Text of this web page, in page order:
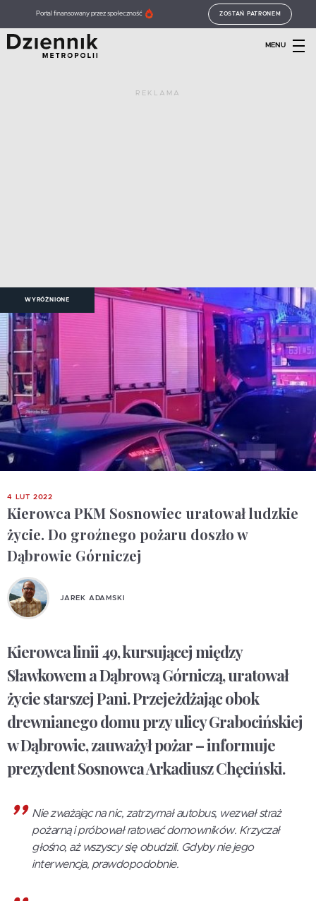
Portal finansowany przez społeczność ZOSTAŃ PATRONEM
MENU
REKLAMA
WYRÓŻNIONE
4 LUT 2022
Kierowca PKM Sosnowiec uratował ludzkie
życie. Do groźnego pożaru doszło w
Dąbrowie Górniczej
JAREK ADAMSKI
Kierowca linii 49, kursującej między
Sławkowem a Dąbrową Górniczą, uratował
życie starszej Pani. Przejeżdżając obok
drewnianego domu przy ulicy Grabocińskiej
w Dąbrowie, zauważył pożar – informuje
prezydent Sosnowca Arkadiusz Chęciński.
Nie zważając na nic, zatrzymał autobus, wezwał straż
pożarną i próbował ratować domowników. Krzyczał
głośno, aż wszyscy się obudzili. Gdyby nie jego
interwencja, prawdopodobnie.